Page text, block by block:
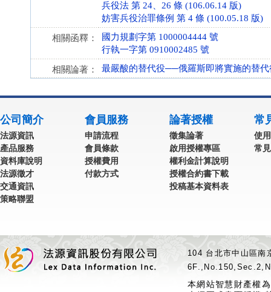
兵役法 第 24、26 條 (106.06.14 版)
妨害兵役治罪條例 第 4 條 (100.05.18 版)
相關函釋：
國力規劃字第 1000004444 號
行執一字第 0910002485 號
相關論著： 最嚴酸的替代役──俄羅斯即將實施的替代
公司簡介
法源資訊
產品服務
資料庫說明
法源徵才
交通資訊
策略聯盟
會員服務
申請流程
會員條款
授權費用
付款方式
論著授權
徵集論著
啟用授權專區
權利金計算說明
授權合約書下載
投稿基本資料表
常
使
常
104 台北市中山區
本網站智慧財產權